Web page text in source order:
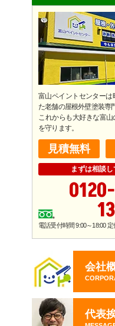
富山ペイントセンターは
た老舗の屋根外壁塗装専
これからも大好きな富
を守ります。
見積無料
まずは相談し
電話受付時間 9:00～18:00 定
会社
代表